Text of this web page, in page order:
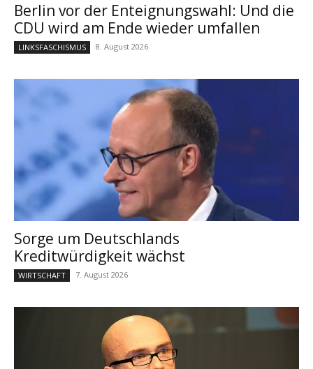
Berlin vor der Enteignungswahl: Und die
CDU wird am Ende wieder umfallen
LINKSFASCHISMUS 8. August 2026
Sorge um Deutschlands
Kreditwürdigkeit wächst
WIRTSCHAFT 7. August 2026